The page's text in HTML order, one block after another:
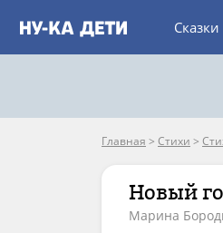
Сказки
Главная > Стихи >
Новый
Марина